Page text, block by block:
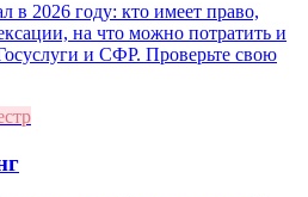
в 2026 году: кто имеет право,
на что можно потратить и
и СФР. Проверьте свою